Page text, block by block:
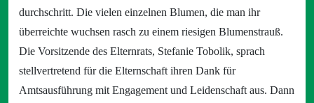
durchschritt. Die vielen einzelnen Blumen, die man ihr
überreichte wuchsen rasch zu einem riesigen Blumenstrauß.
Die Vorsitzende des Elternrats, Stefanie Tobolik, sprach
stellvertretend für die Elternschaft ihren Dank für
Amtsausführung mit Engagement und Leidenschaft aus. Dann